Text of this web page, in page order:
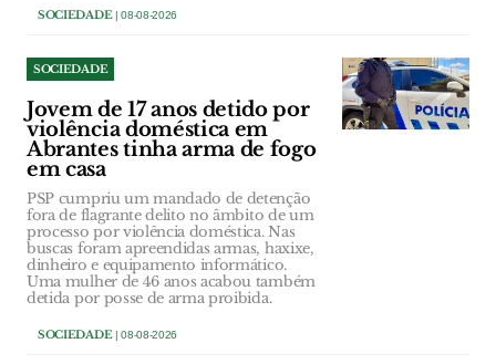
SOCIEDADE| 08-08-2026
SOCIEDADE
Jovem de 17 anos detido por
violência doméstica em
Abrantes tinha arma de fogo
em casa
PSP cumpriu um mandado de detenção
fora de flagrante delito no âmbito de um
processo por violência doméstica. Nas
buscas foram apreendidas armas, haxixe,
dinheiro e equipamento informático.
Uma mulher de 46 anos acabou também
detida por posse de arma proibida.
SOCIEDADE| 08-08-2026